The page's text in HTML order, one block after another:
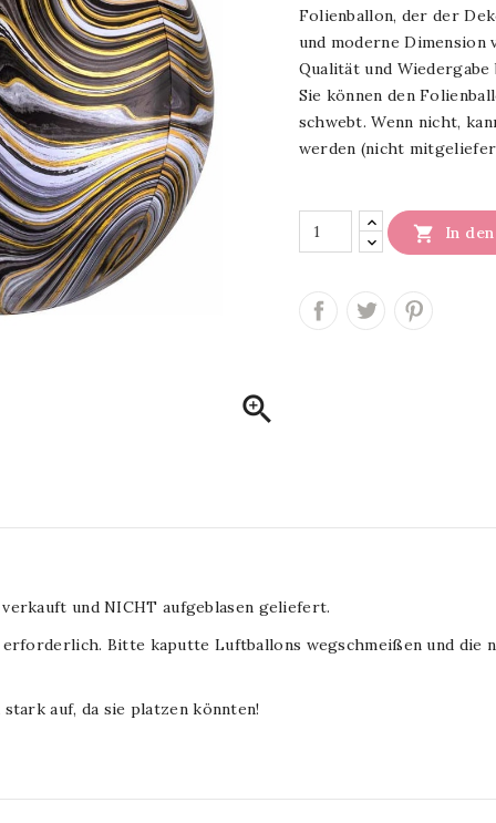

Folienballon, der der
und moderne Dimension
Qualität und
Sie können den
schwebt. Wenn nicht,
werden (nicht
 In
und NICHT aufgeblasen geliefert.
Bitte kaputte Luftballons wegschmeißen und die
auf, da sie platzen könnten!